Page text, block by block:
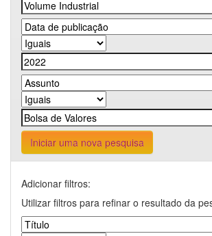
Iniciar uma nova pesquisa
Adicionar filtros:
Utilizar filtros para refinar o resultado da